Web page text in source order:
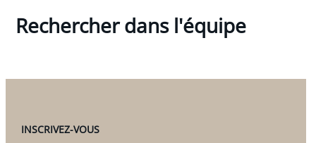
Rechercher dans l'équipe
INSCRIVEZ-VOUS